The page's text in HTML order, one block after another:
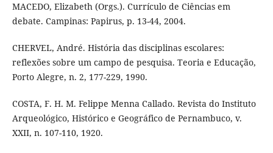
MACEDO, Elizabeth (Orgs.). Currículo de Ciências em
debate. Campinas: Papirus, p. 13-44, 2004.
CHERVEL, André. História das disciplinas escolares:
reflexões sobre um campo de pesquisa. Teoria e Educação,
Porto Alegre, n. 2, 177-229, 1990.
COSTA, F. H. M. Felippe Menna Callado. Revista do Instituto
Arqueológico, Histórico e Geográfico de Pernambuco, v.
XXII, n. 107-110, 1920.